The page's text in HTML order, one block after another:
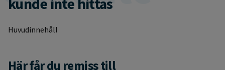
kunde inte hittas
Huvudinnehåll
Här får du remiss till